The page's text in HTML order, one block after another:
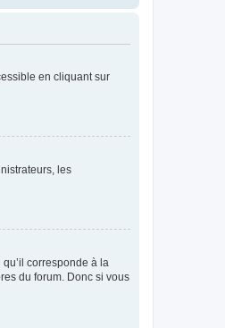
en cliquant sur
les
corresponde à la
du forum. Donc si vous